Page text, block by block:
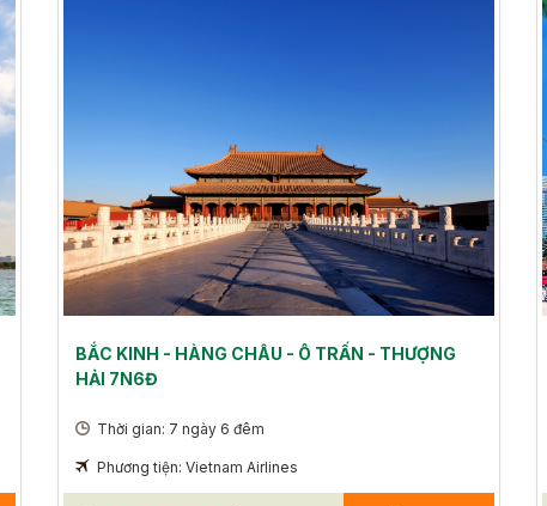
BẮC KINH - HÀNG CHÂU - Ô TRẤN - THƯỢNG
HẢI 7N6Đ
Thời gian: 7 ngày 6 đêm
Phương tiện: Vietnam Airlines